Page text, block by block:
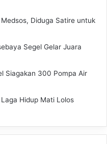
Diduga Satire untuk
Segel Gelar Juara
Siagakan 300 Pompa Air
Hidup Mati Lolos